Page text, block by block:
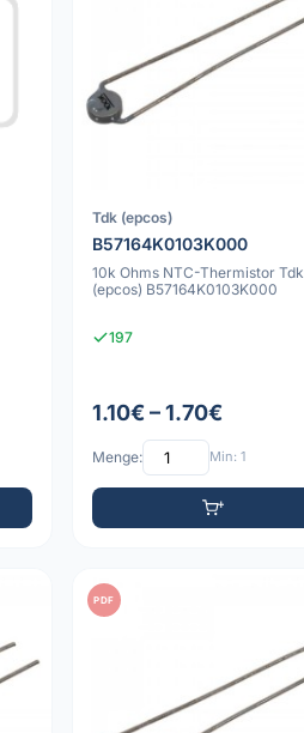
Tdk (epcos)
B57164K0103K000
10k Ohms NTC-Thermistor Tdk
(epcos) B57164K0103K000
197
1.10€ – 1.70€
Menge: Min: 1
PDF